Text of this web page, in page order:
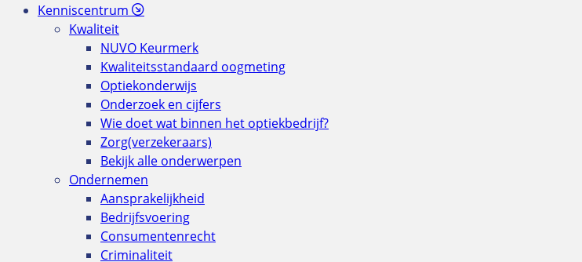
Kenniscentrum
Kwaliteit
NUVO Keurmerk
Kwaliteitsstandaard oogmeting
Optiekonderwijs
Onderzoek en cijfers
Wie doet wat binnen het optiekbedrijf?
Zorg(verzekeraars)
Bekijk alle onderwerpen
Ondernemen
Aansprakelijkheid
Bedrijfsvoering
Consumentenrecht
Criminaliteit